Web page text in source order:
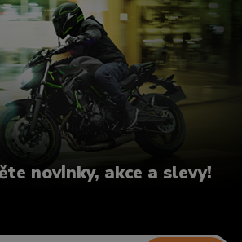
novinky, akce a slevy!